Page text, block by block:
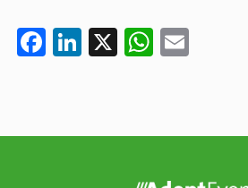
F
e
Li
e
X W
s